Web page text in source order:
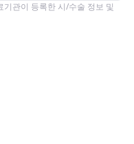
관이 등록한 시/수술 정보 및